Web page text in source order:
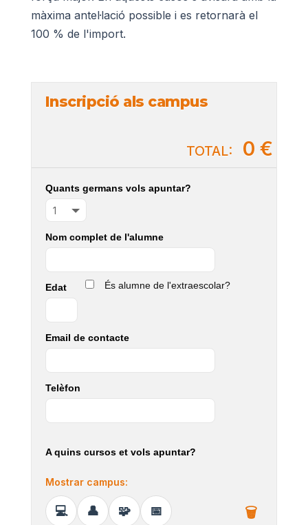
màxima antel·lació possible i es retornarà el
100 % de l'import.
Inscripció als campus
TOTAL: 0 €
Quants germans vols apuntar?
Nom complet de l'alumne
Edat És alumne de l'extraescolar?
Email de contacte
Telèfon
A quins cursos et vols apuntar?
Mostrar campus: